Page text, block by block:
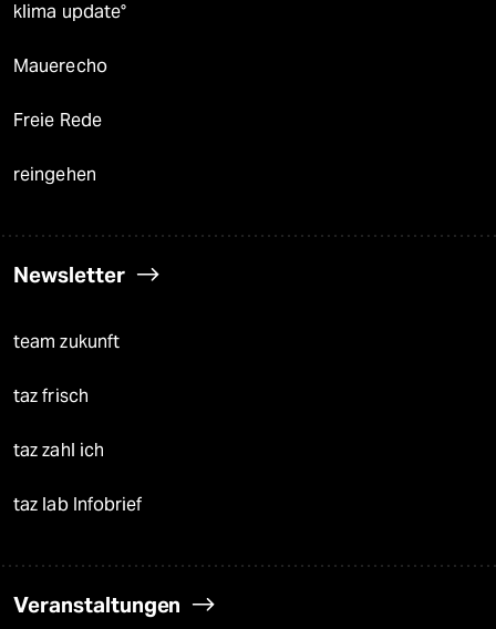
klima update°
Mauerecho
Freie Rede
reingehen
Newsletter
team zukunft
taz frisch
taz zahl ich
taz lab Infobrief
Veranstaltungen